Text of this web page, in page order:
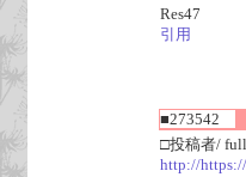
Res47
引用
■273542
□投稿者/
http://